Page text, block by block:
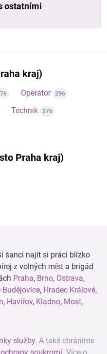
ostatními
kraj)
Operátor 296
Technik 276
Praha kraj)
šanci najít si práci blízko
z volných míst a brigád
Praha, Brno, Ostrava,
Budějovice, Hradec Králové,
, Havířov, Kladno, Most,
služby. A také chráníme